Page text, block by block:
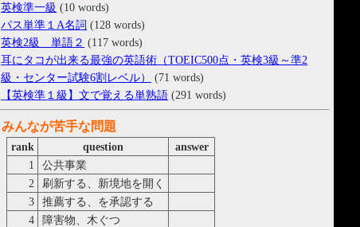
英検準一級 (10 words)
パス単準１A名詞 (128 words)
英検2級 単語２ (117 words)
耳にタコが出来る最強の英語術（TOEIC500点・英検3級～準2
級・センター試験6割レベル）
(71 words)
【英検準１級】文で覚える単熟語 (291 words)
みんなが苦手な問題
rank question
answer
1
公共事業
2
刷新する、新境地を開く
3
推薦する、を承認する
4
障害物、木ぐつ